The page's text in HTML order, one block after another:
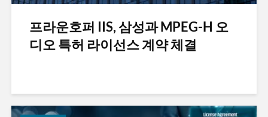
프라운호퍼 IIS, 삼성과 MPEG-H 오
디오 특허 라이선스 계약 체결